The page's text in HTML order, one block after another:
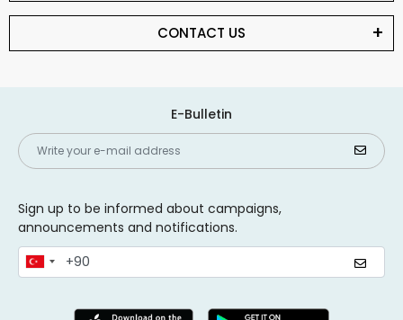
CONTACT US
E-Bulletin
Sign up to be informed about campaigns,
announcements and notifications.